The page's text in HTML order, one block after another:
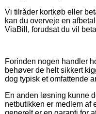
Vi tilråder kortkøb eller
kan du overveje en
ViaBill, forudsat du vil
Forinden nogen handler
behøver de helt sikkert
dog typisk et omfattende
En anden løsning kunne
netbutikken er medlem af